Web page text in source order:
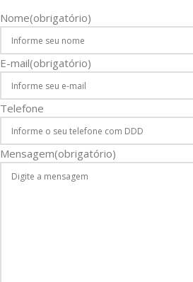
Nome(obrigatório)
Nome
E-mail(obrigatório)
Telefone
Mensagem(obrigatório)